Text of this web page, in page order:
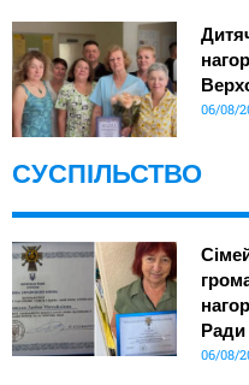
06/08/
СУСПІЛЬСТВО
Ради
06/08/